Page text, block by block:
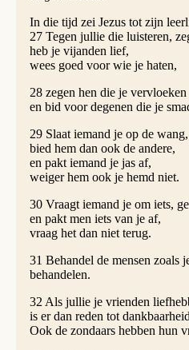
In die tijd zei Jezus tot zijn
27 Tegen jullie die luisteren,
heb je vijanden lief,
wees goed voor wie je haten,
28 zegen hen die je vervloeken
en bid voor degenen die je
29 Slaat iemand je op de wang,
bied hem dan ook de andere,
en pakt iemand je jas af,
weiger hem ook je hemd niet.
30 Vraagt iemand je om iets,
en pakt men iets van je af,
vraag het dan niet terug.
31 Behandel de mensen zoals
behandelen.
32 Als jullie je vrienden
is er dan reden tot
Ook de zondaars hebben hun